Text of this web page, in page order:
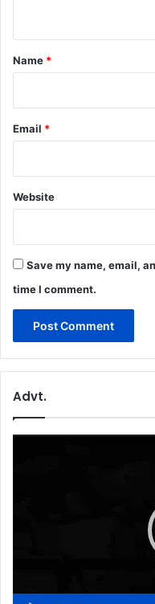
*
Name *
Email *
Website
Save my name, email,
time I comment.
Advt.